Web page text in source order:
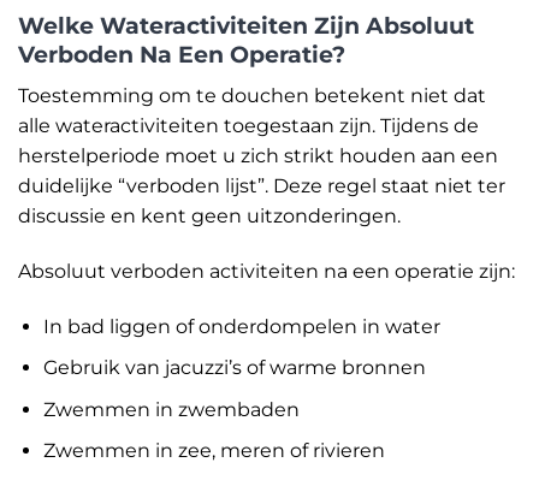
Welke Wateractiviteiten Zijn Absoluut
Verboden Na Een Operatie?
Toestemming om te douchen betekent niet dat
alle wateractiviteiten toegestaan zijn. Tijdens de
herstelperiode moet u zich strikt houden aan een
duidelijke “verboden lijst”. Deze regel staat niet ter
discussie en kent geen uitzonderingen.
Absoluut verboden activiteiten na een operatie zijn:
In bad liggen of onderdompelen in water
Gebruik van jacuzzi’s of warme bronnen
Zwemmen in zwembaden
Zwemmen in zee, meren of rivieren